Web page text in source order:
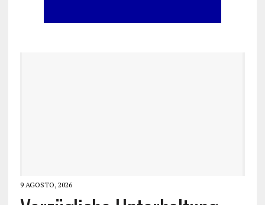
9 AGOSTO, 2026